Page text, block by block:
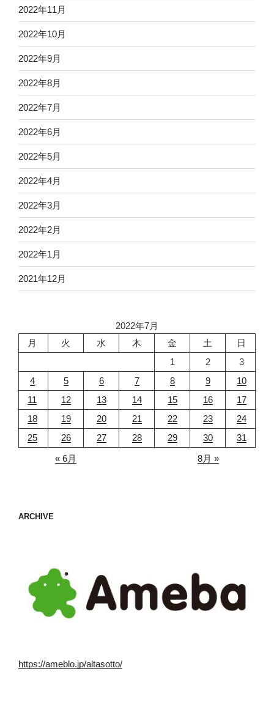
2022年11月
2022年10月
2022年9月
2022年8月
2022年7月
2022年6月
2022年5月
2022年4月
2022年3月
2022年2月
2022年1月
2021年12月
2022年7月
月
火 水 木 金 土
日
1
2
3
4
5 6 7 8 9
10
11
12 13 14 15 16
17
18
19 20 21 22 23
24
25
26 27 28 29 30
31
« 6月
8月 »
ARCHIVE
https://ameblo.jp/altasotto/